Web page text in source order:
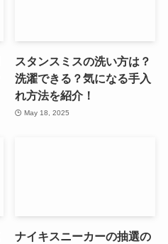
スタンスミスの洗い方は？
洗濯できる？気になる手入
れ方法を紹介！
May 18, 2025
ナイキスニーカーの抽選の